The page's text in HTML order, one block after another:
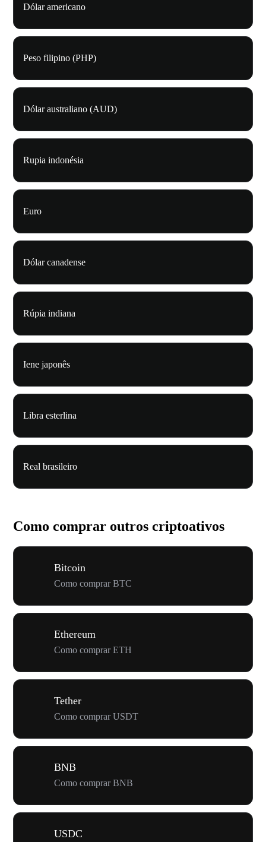
Dólar americano
Peso filipino (PHP)
Dólar australiano (AUD)
Rupia indonésia
Euro
Dólar canadense
Rúpia indiana
Iene japonês
Libra esterlina
Real brasileiro
Como comprar outros criptoativos
Bitcoin
Como comprar BTC
Ethereum
Como comprar ETH
Tether
Como comprar USDT
BNB
Como comprar BNB
USDC